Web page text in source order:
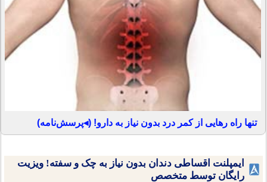
تنها راه رهایی از کمر درد بدون نیاز به دارو! (◂پرسش‌نامه)
ایمپلنت اقساطی دندان بدون نیاز به چک و سفته! ویزیت
رایگان توسط متخصص